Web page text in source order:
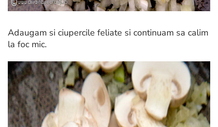
Adaugam si ciupercile feliate si continuam sa calim
la foc mic.